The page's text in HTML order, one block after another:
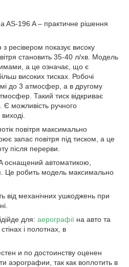
196 A – практичне рішення
ресівером показує високу
становить 35-40 л/хв. Модель
а це означає, що є
високих тисках. Робочі
до 3 атмосфер, а в другому
Такий тиск відкриває
Є можливість ручного
повітря максимально
запас повітря під тиском, а це
після перерви.
оснащений автоматикою,
Це робить модель максимально
від механічних ушкоджень при
для: аерографії на авто та
і полотнах, в
и по достоинству оценен
аэрографии, так как воплотить в